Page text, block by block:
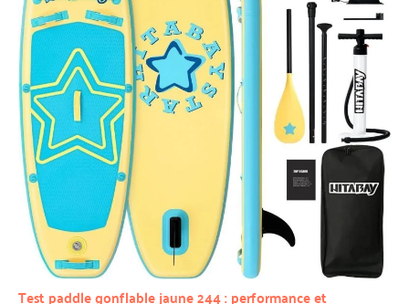
Test paddle gonflable jaune 244 : performance et